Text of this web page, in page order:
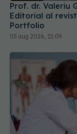
Prof. dr. Valeriu
Editorial al
Portfolio
05 aug 2026, 21:09